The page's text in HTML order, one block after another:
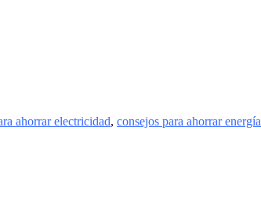
ahorrar electricidad, consejos para ahorrar energía